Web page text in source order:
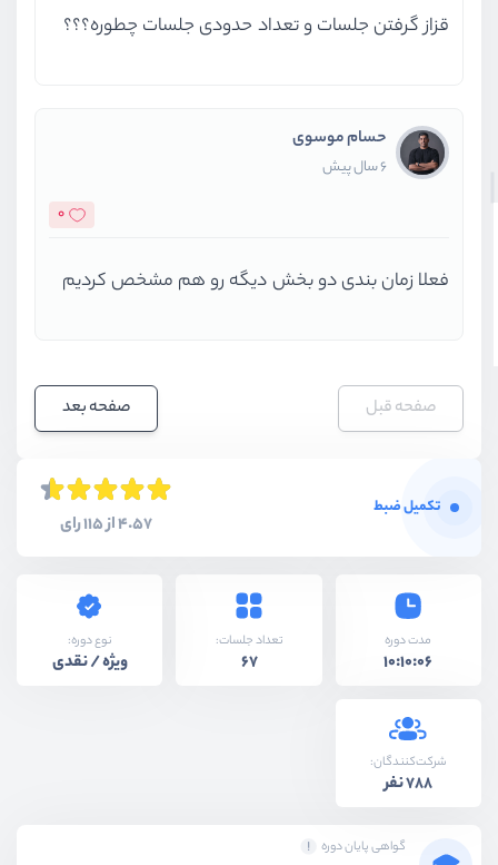
قزاز گرفتن جلسات و تعداد حدودی جلسات چطوره؟؟؟
حسام موسوی
6 سال پیش
0
فعلا زمان بندی دو بخش دیگه رو هم مشخص کردیم
صفحه بعد صفحه قبل
تکمیل ضبط
4.57 از 115 رای
مدت دوره
10:10:06
تعداد جلسات:
67
نوع دوره:
ویژه / نقدی
شرکت‌کنندگان:
788 نفر
گواهی پایان دوره